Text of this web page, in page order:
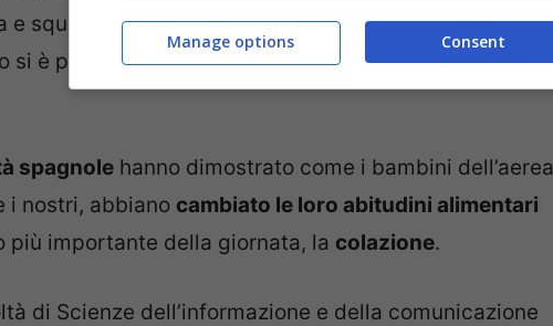
e squilibrata oltre a ribadire l’importanza di fare
si è piccoli. Importante scegliere lo sport giusto per
spagnole hanno dimostrato come i bambini dell’aerea
i nostri, abbiano cambiato le loro abitudini alimentari
importante della giornata, la colazione.
di Scienze dell’informazione e della comunicazione
Consent
Manage options